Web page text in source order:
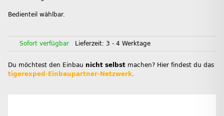
Bedienteil wählbar.
Sofort verfügbar Lieferzeit: 3 - 4 Werktage
Du möchtest den Einbau nicht selbst machen? Hier findest du das
tigerexped-Einbaupartner-Netzwerk.